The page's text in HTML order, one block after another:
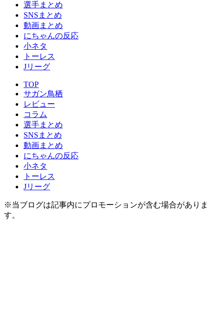
選手まとめ
SNSまとめ
動画まとめ
にちゃんの反応
小ネタ
トーレス
Jリーグ
TOP
サガン鳥栖
レビュー
コラム
選手まとめ
SNSまとめ
動画まとめ
にちゃんの反応
小ネタ
トーレス
Jリーグ
※当ブログは記事内にプロモーションが含む場合がありま
す。